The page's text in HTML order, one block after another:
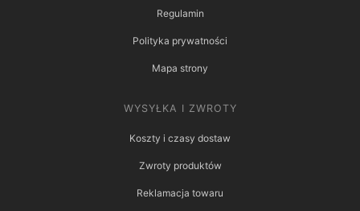
Regulamin
Polityka prywatności
Mapa strony
WYSYŁKA I ZWROTY
Koszty i czasy dostaw
Zwroty produktów
Reklamacja towaru